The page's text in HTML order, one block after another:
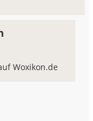
Woxikon.de